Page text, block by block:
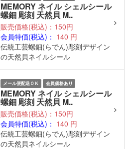
MEMORY ネイル シェルシール
螺鈿 彫刻 天然貝 M..
販売価格(税込)：150円
会員特価(税込)： 140 円
伝統工芸螺鈿(らでん)彫刻デザイン
の天然貝ネイルシール
メール便配送ＯＫ 会員価格あり
MEMORY ネイル シェルシール
螺鈿 彫刻 天然貝 M..
販売価格(税込)：150円
会員特価(税込)： 140 円
伝統工芸螺鈿(らでん)彫刻デザイン
の天然貝ネイルシール